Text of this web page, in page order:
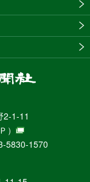
2-1-11
）
5830-1570